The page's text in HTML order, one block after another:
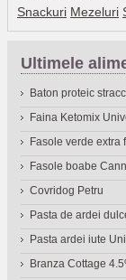
Snackuri Mezeluri
Ultimele
Baton proteic
Faina Ketomix
Fasole verde extra
Fasole boabe
Covridog Petru
Pasta de ardei
Pasta ardei iute
Branza Cottage